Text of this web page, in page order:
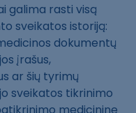
galima rasti visą
sveikatos istoriją:
dokumentų
įrašus,
ar šių tyrimų
sveikatos tikrinimo
medicininę